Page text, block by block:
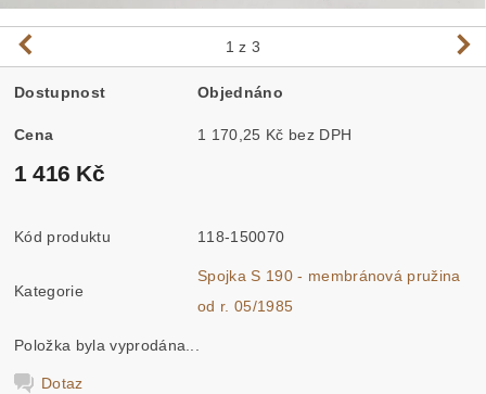
1 z 3
Dostupnost Objednáno
Cena 1 170,25 Kč bez DPH
1 416 Kč
Kód produktu 118-150070
Kategorie
Spojka S 190 - membránová pružina
od r. 05/1985
Položka byla vyprodána...
Dotaz